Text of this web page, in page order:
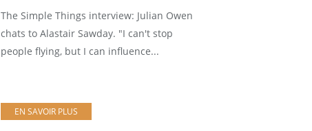
The Simple Things interview: Julian Owen
chats to Alastair Sawday. "I can't stop
people flying, but I can influence...
EN SAVOIR PLUS